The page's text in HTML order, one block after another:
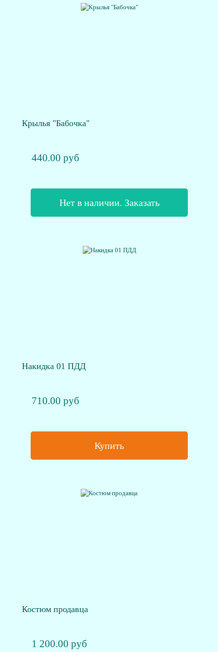
Крылья "Бабочка"
440.00 руб
Нет в наличии. Заказать
Накидка 01 ПДД
710.00 руб
Купить
Костюм продавца
1 200.00 руб